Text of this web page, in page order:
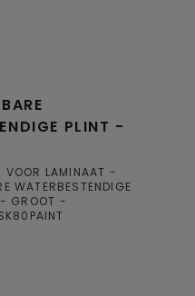
PLINT -
VOOR LAMINAAT
WATERBESTENDIGE
GROOT